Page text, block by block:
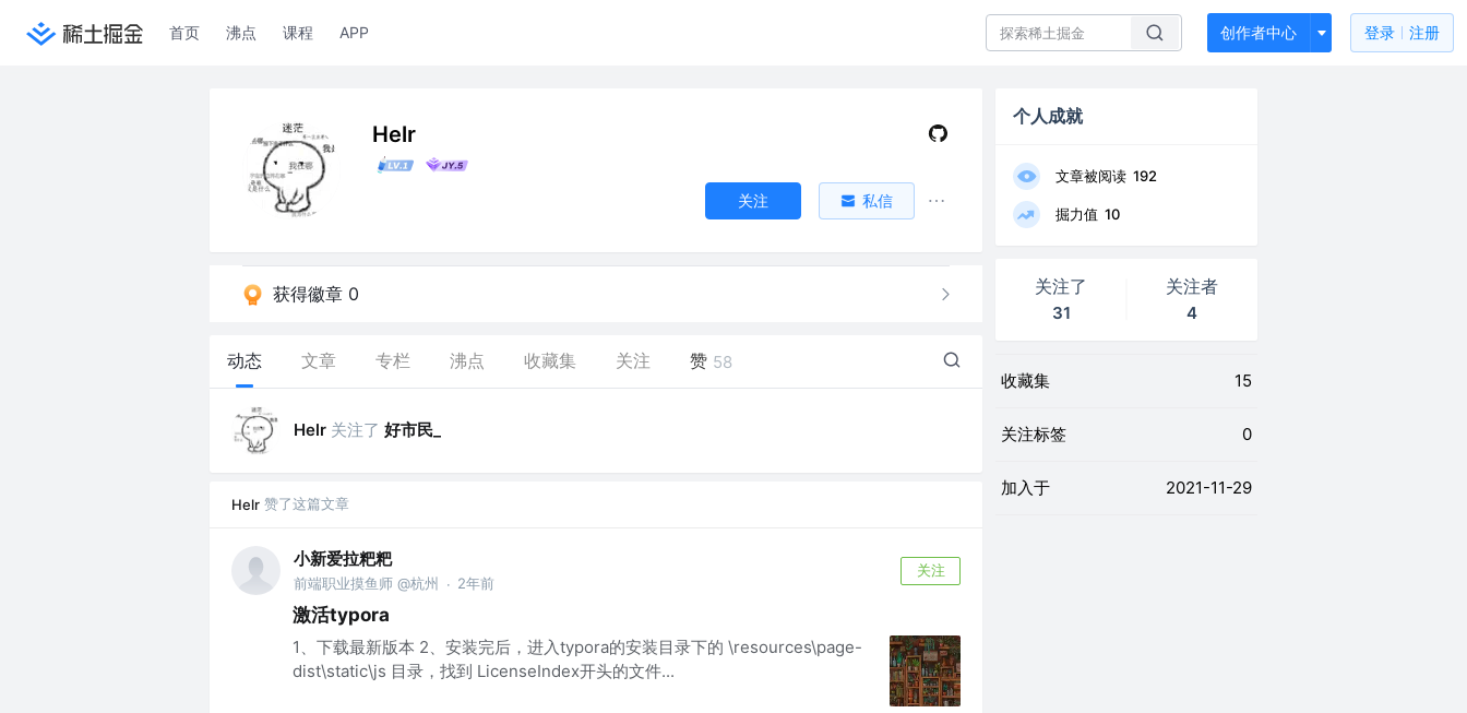
首页 沸点 课程 APP 创作者中心 登录 注册
Helr
关注 私信
获得徽章 0
动态 文章 专栏 沸点 收藏集 关注 赞 58
Helr 关注了 好市民_
Helr 赞了这篇文章
小新爱拉粑粑
前端职业摸鱼师 @杭州 · 2年前
关注
激活typora
1、下载最新版本 2、安装完后，进入typora的安装目录下的 \resources\page-
dist\static\js 目录，找到 LicenseIndex开头的文件...
个人成就
文章被阅读 192
掘力值 10
关注了
31
关注者
4
收藏集 15
关注标签 0
加入于 2021-11-29